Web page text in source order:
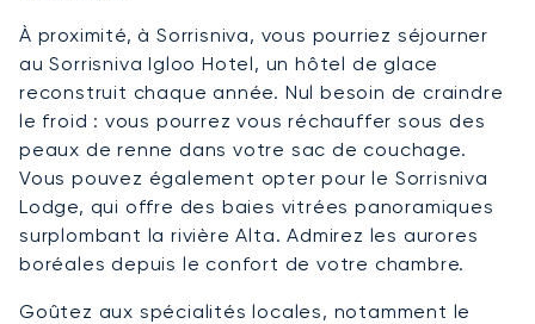
À proximité, à Sorrisniva, vous pourriez séjourner
au Sorrisniva Igloo Hotel, un hôtel de glace
reconstruit chaque année. Nul besoin de craindre
le froid : vous pourrez vous réchauffer sous des
peaux de renne dans votre sac de couchage.
Vous pouvez également opter pour le Sorrisniva
Lodge, qui offre des baies vitrées panoramiques
surplombant la rivière Alta. Admirez les aurores
boréales depuis le confort de votre chambre.
Goûtez aux spécialités locales, notamment le